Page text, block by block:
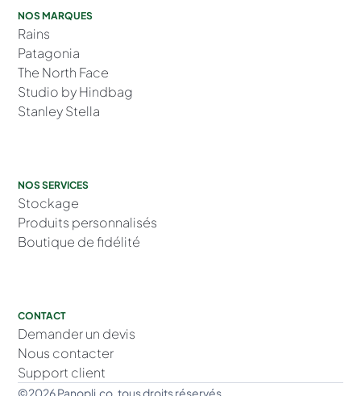
NOS MARQUES
Rains
Patagonia
The North Face
Studio by Hindbag
Stanley Stella
NOS SERVICES
Stockage
Produits personnalisés
Boutique de fidélité
CONTACT
Demander un devis
Nous contacter
Support client
©2026 Panopli.co. tous droits réservés